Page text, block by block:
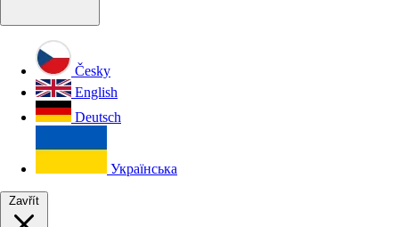
Česky
English
Deutsch
Українська
Zavřít